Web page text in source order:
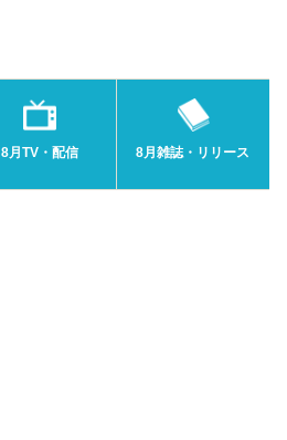
8月TV・配信 8月雑誌・リリース